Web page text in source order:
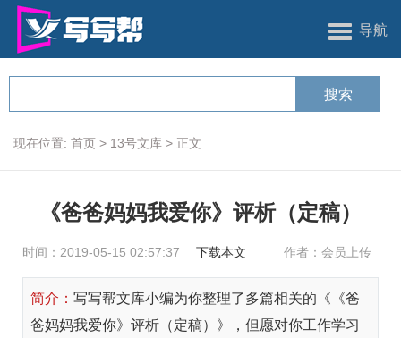
导航
现在位置: 首页 > 13号文库 > 正文
《爸爸妈妈我爱你》评析（定稿）
时间：2019-05-15 02:57:37 下载本文 作者：会员上传
简介： 写写帮文库小编为你整理了多篇相关的《《爸
爸妈妈我爱你》评析（定稿）》，但愿对你工作学习